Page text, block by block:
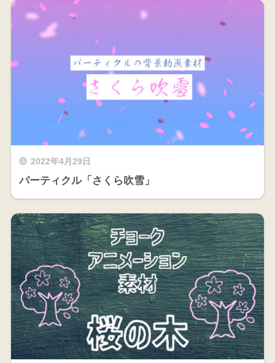
2022年4月29日
パーティクル「さくら吹雪」